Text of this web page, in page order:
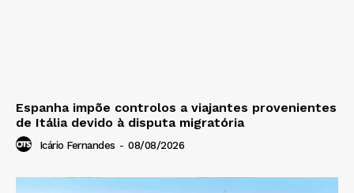
Espanha impõe controlos a viajantes provenientes
de Itália devido à disputa migratória
Icário Fernandes - 08/08/2026